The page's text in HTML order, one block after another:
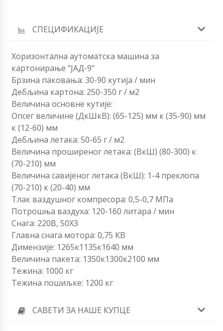
СПЕЦИФИКАЦИЈЕ
Хоризонтална аутоматска машина за
картонирање "ЈАД-9"
Брзина паковања: 30-90 кутија / мин
Дебљина картона: 250-350 г / м2
Величина основне кутије:
Опсег величине (ДкШкВ): (65-125) мм к (35-90) мм
к (12-60) мм
Дебљина летака: 50-65 г / м2
Величина проширеног летака: (ВкШ) (80-300) к
(70-210) мм
Величина савијеног летака (ВкШ): 1-4 преклопа
(70-210) к (20-40) мм
Тлак ваздушног компресора: 0,5-0,7 МПа
Потрошња ваздуха: 120-160 литара / мин
Снага: 220В, 50ХЗ
Главна снага мотора: 0,75 КВ
Димензије: 1265к1135к1640 мм
Величина пакета: 1350к1300к2100 мм
Тежина: 1000 кг
Тежина пошиљке: 1200 кг
САВЕТИ ЗА НАШЕ КУПЦЕ